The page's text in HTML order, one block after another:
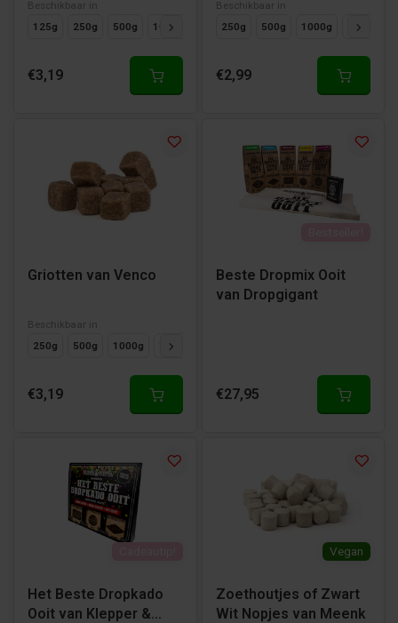
Beschikbaar in
125g
250g 500g 1000g
€3,19
Beschikbaar in
250g
500g 1000g 125g
€2,99
Griotten van Venco
Beschikbaar in
250g
500g 1000g 125g
€3,19
Beste Dropmix Ooit
van Dropgigant
€27,95
Het Beste Dropkado
Ooit van Klepper &
Vegan
Zoethoutjes of Zwart
Wit Nopjes van Meenk